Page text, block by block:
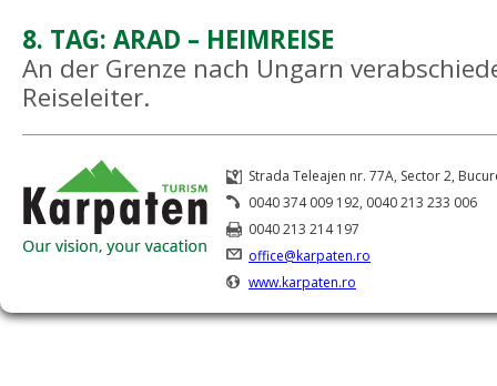
8. TAG: ARAD – HEIMREISE
An der Grenze nach Ungarn
Reiseleiter.
Strada Teleajen nr. 77A, Sector 2,
0040 374 009 192, 0040 213 233 006
0040 213 214 197
office@karpaten.ro
www.karpaten.ro